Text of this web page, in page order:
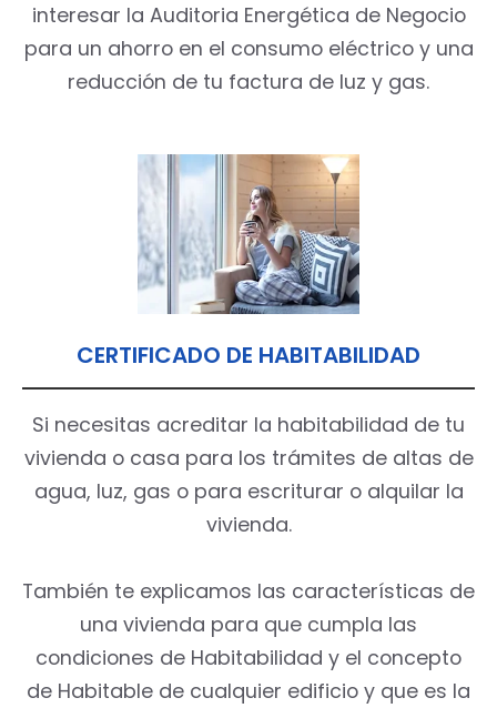
interesar la Auditoria Energética de Negocio
para un ahorro en el consumo eléctrico y una
reducción de tu factura de luz y gas.
CERTIFICADO DE HABITABILIDAD
Si necesitas acreditar la habitabilidad de tu
vivienda o casa para los trámites de altas de
agua, luz, gas o para escriturar o alquilar la
vivienda.
También te explicamos las características de
una vivienda para que cumpla las
condiciones de Habitabilidad y el concepto
de Habitable de cualquier edificio y que es la